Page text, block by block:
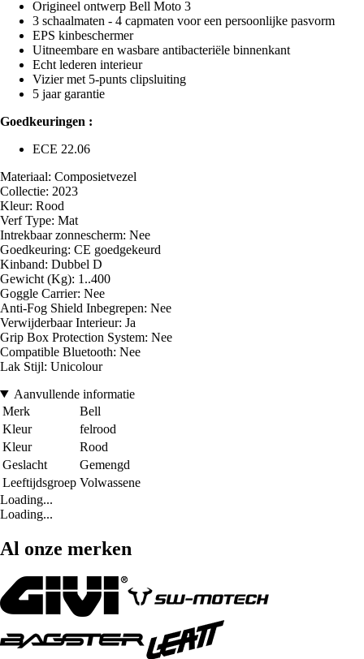
Origineel ontwerp Bell Moto 3
3 schaalmaten - 4 capmaten voor een persoonlijke pasvorm
EPS kinbeschermer
Uitneembare en wasbare antibacteriële binnenkant
Echt lederen interieur
Vizier met 5-punts clipsluiting
5 jaar garantie
Goedkeuringen :
ECE 22.06
Materiaal: Composietvezel
Collectie: 2023
Kleur: Rood
Verf Type: Mat
Intrekbaar zonnescherm: Nee
Goedkeuring: CE goedgekeurd
Kinband: Dubbel D
Gewicht (Kg): 1..400
Goggle Carrier: Nee
Anti-Fog Shield Inbegrepen: Nee
Verwijderbaar Interieur: Ja
Grip Box Protection System: Nee
Compatible Bluetooth: Nee
Lak Stijl: Unicolour
Aanvullende informatie
Merk
Bell
Kleur
felrood
Kleur
Rood
Geslacht
Gemengd
Leeftijdsgroep Volwassene
Loading...
Loading...
Al onze merken